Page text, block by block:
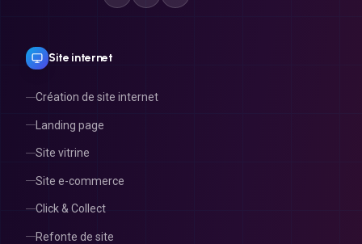
Site internet
Création de site internet
Landing page
Site vitrine
Site e-commerce
Click & Collect
Refonte de site